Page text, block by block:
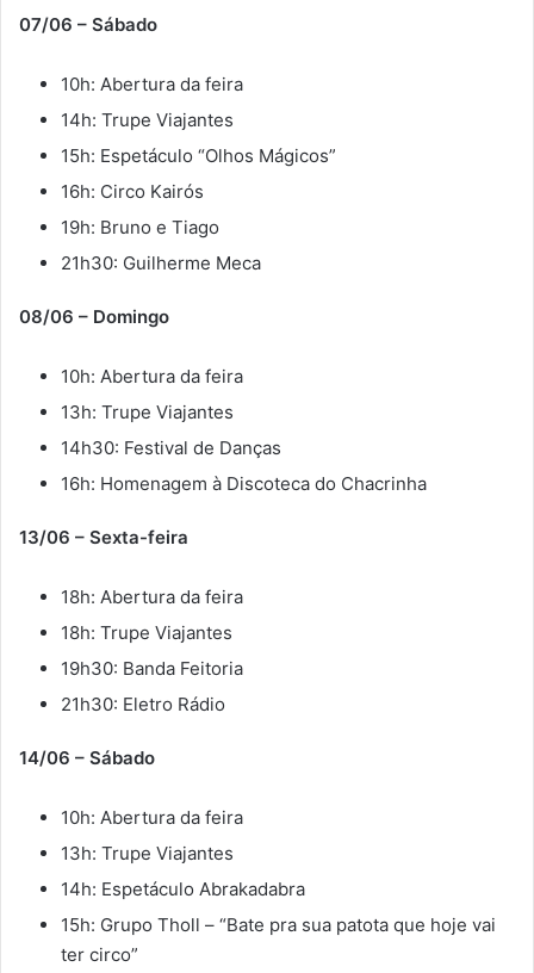
07/06 – Sábado
10h: Abertura da feira
14h: Trupe Viajantes
15h: Espetáculo “Olhos Mágicos”
16h: Circo Kairós
19h: Bruno e Tiago
21h30: Guilherme Meca
08/06 – Domingo
10h: Abertura da feira
13h: Trupe Viajantes
14h30: Festival de Danças
16h: Homenagem à Discoteca do Chacrinha
13/06 – Sexta-feira
18h: Abertura da feira
18h: Trupe Viajantes
19h30: Banda Feitoria
21h30: Eletro Rádio
14/06 – Sábado
10h: Abertura da feira
13h: Trupe Viajantes
14h: Espetáculo Abrakadabra
15h: Grupo Tholl – “Bate pra sua patota que hoje vai
ter circo”